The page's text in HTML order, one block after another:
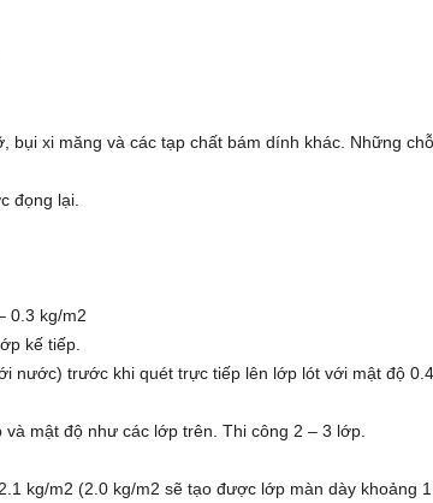
bụi xi măng và các tạp chất bám dính khác. Những
đọng lại.
0.3 kg/m2
kế tiếp.
nước) trước khi quét trực tiếp lên lớp lót với mật độ
mật độ như các lớp trên. Thi công 2 – 3 lớp.
kg/m2 (2.0 kg/m2 sẽ tạo được lớp màn dày khoảng